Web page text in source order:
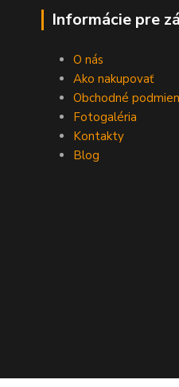
Informácie pre
O nás
Ako nakupovať
Obchodné
Fotogaléria
Kontakty
Blog